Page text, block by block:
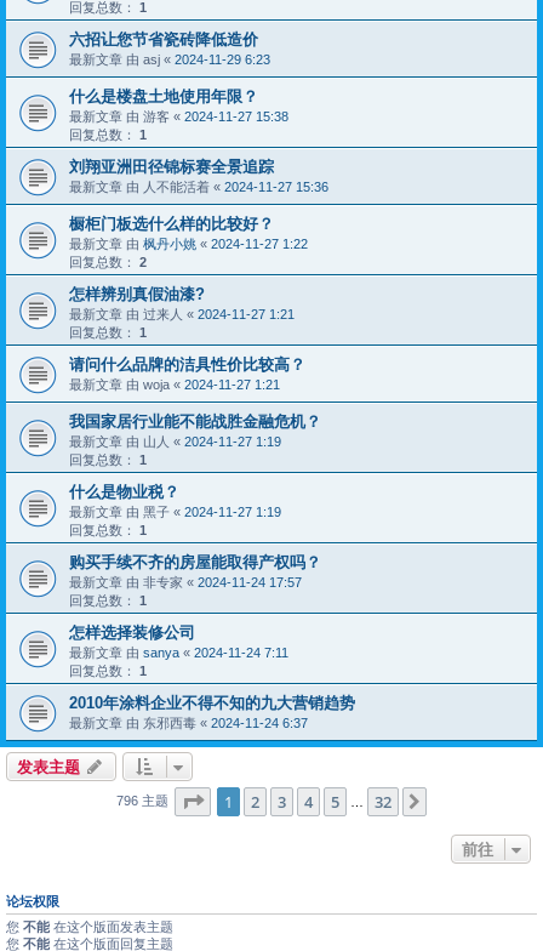
回复总数： 1
六招让您节省瓷砖降低造价
最新文章 由 asj « 2024-11-29 6:23
什么是楼盘土地使用年限？
最新文章 由 游客 « 2024-11-27 15:38
回复总数： 1
刘翔亚洲田径锦标赛全景追踪
最新文章 由 人不能活着 « 2024-11-27 15:36
橱柜门板选什么样的比较好？
最新文章 由 枫丹小姚 « 2024-11-27 1:22
回复总数： 2
怎样辨别真假油漆?
最新文章 由 过来人 « 2024-11-27 1:21
回复总数： 1
请问什么品牌的洁具性价比较高？
最新文章 由 woja « 2024-11-27 1:21
我国家居行业能不能战胜金融危机？
最新文章 由 山人 « 2024-11-27 1:19
回复总数： 1
什么是物业税？
最新文章 由 黑子 « 2024-11-27 1:19
回复总数： 1
购买手续不齐的房屋能取得产权吗？
最新文章 由 非专家 « 2024-11-24 17:57
回复总数： 1
怎样选择装修公司
最新文章 由 sanya « 2024-11-24 7:11
回复总数： 1
2010年涂料企业不得不知的九大营销趋势
最新文章 由 东邪西毒 « 2024-11-24 6:37
发表主题
796 主题 分页：1 32
1 2 3 4 5 32
前往
论坛权限
您 不能 在这个版面发表主题
您 不能 在这个版面回复主题